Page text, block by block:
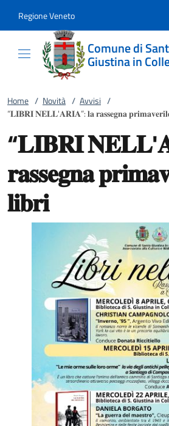
Regione Veneto
Comune di
Giustina in
Home / Novità / Avvisi /
“𝐋𝐈𝐁𝐑𝐈 𝐍𝐄𝐋𝐋'𝐀𝐑𝐈𝐀”: 𝐥𝐚 𝐫𝐚𝐬𝐬𝐞𝐠𝐧𝐚 𝐩𝐫𝐢𝐦𝐚𝐯𝐞𝐫𝐢𝐥𝐞
“𝐋𝐈𝐁𝐑𝐈
𝐫𝐚𝐬𝐬𝐞𝐠𝐧𝐚
𝐥𝐢𝐛𝐫𝐢